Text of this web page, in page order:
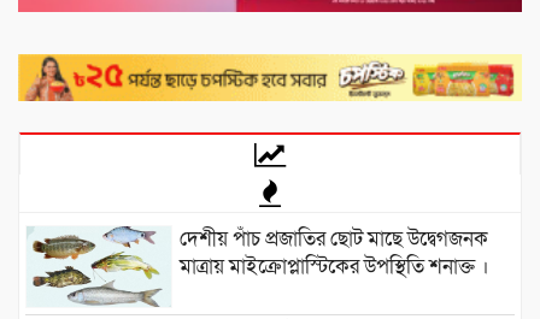
দেশীয় পাঁচ প্রজাতির ছোট মাছে উদ্বেগজনক
মাত্রায় মাইক্রোপ্লাস্টিকের উপস্থিতি শনাক্ত ।